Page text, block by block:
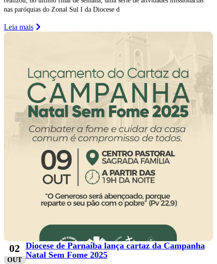
nas paróquias do Zonal Sul I da Diocese d
Leia mais
02
OUT
Diocese de Parnaíba lança cartaz da Campanha
Natal Sem Fome 2025